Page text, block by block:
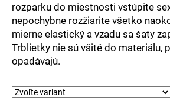
rozparku do miestnosti vstúpite
nepochybne rozžiarite všetko
mierne elastický a vzadu sa šaty
Trblietky nie sú všité do materiálu,
opadávajú.